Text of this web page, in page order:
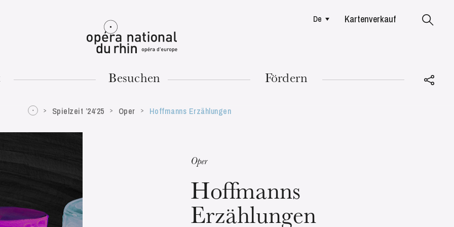
Mulhouse
De Kartenverkauf
Besuchen Fördern
Spielzeit ’24’25 Oper Hoffmanns Erzählungen
Oper
Hoffmanns
Erzählungen